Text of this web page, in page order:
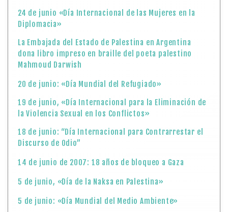
24 de junio «Día Internacional de las Mujeres en la
Diplomacia»
La Embajada del Estado de Palestina en Argentina
dona libro impreso en braille del poeta palestino
Mahmoud Darwish
20 de junio: «Día Mundial del Refugiado»
19 de junio, «Día Internacional para la Eliminación de
la Violencia Sexual en los Conflictos»
18 de junio: “Día Internacional para Contrarrestar el
Discurso de Odio”
14 de junio de 2007: 18 años de bloqueo a Gaza
5 de junio, «Día de la Naksa en Palestina»
5 de junio: «Día Mundial del Medio Ambiente»